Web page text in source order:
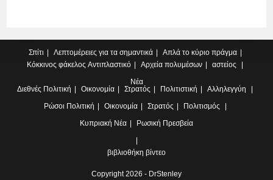
Σπίτι Λεπτομέρειες για τα σημαντικά
Απλά το κύριο πράγμα
Κόκκινος φάκελος Αντιπλαστικό Αρχεία πολυμέσων
αστείος
Νέα
Διεθνές Πολιτική Οικονομία Στρατός Πολιτιστική
Αλληλεγγύη
Ρώσοι Πολιτική Οικονομία Στρατός
Πολιτισμός
Κυπριακή Νέα Ρωσική Πρεσβεία
βιβλιοθήκη βίντεο
Copyright 2026 - DrStenley